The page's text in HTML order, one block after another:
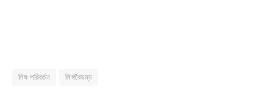
লিঙ্গ পরিবর্তন লিঙ্গবৈষম্য